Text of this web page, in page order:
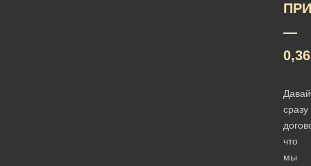
—
0,36
сразу
что
мы